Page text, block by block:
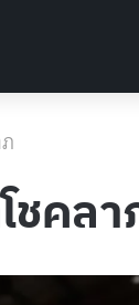
ชคลา